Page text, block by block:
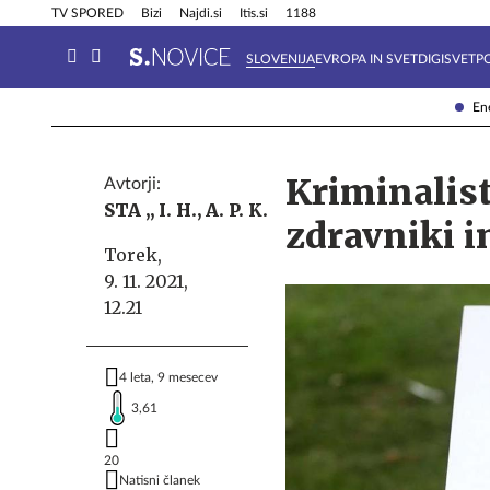
TV SPORED Bizi Najdi.si Itis.si 1188
SLOVENIJAEVROPA IN SVETDIGISVET
Info in obvestila Tehnik
Avtorji:
STA ,, I. H., A. P. K.
Torek,
9. 11. 2021,
12.21
4 leta, 9 mesecev
3,61
20
Natisni članek
zdravniki